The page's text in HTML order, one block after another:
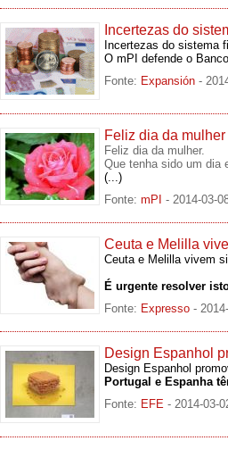
Incertezas do
Incertezas do sistema
O mPI defende o
Fonte: Expansión -
Feliz dia da mulher
Feliz dia da mulher.
Que tenha sido um dia
(...)
Fonte: mPI - 2014-03-
Ceuta e Melilla
Ceuta e Melilla vivem
É urgente resolver
Fonte: Expresso -
Design Espanhol
Design Espanhol
Portugal e Espanha
Fonte: EFE - 2014-03-